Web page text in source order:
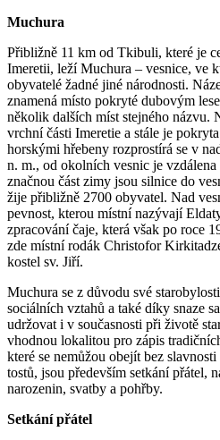
Muchura
Přibližně 11 km od Tkibuli, které je
Imeretii, leží Muchura – vesnice, ve
obyvatelé žadné jiné národnosti.
znamená místo pokryté dubo­vým
několik dalších míst stejného názvu.
vrchní části Imeretie a stále je
horskými hřebeny rozprostírá se v
n. m., od okolních vesnic je
značnou část zimy jsou silnice do
žije přibližně 2700 obyvatel. Nad
pevnost, kterou místní nazývají
zpracování čaje, která však po roce
zde místní rodák Christofor
kostel sv. Jiří.
Muchura se z důvodu své
sociálních vztahů a také díky snaze
udržovat i v současnosti při životě
vhodnou lokalitou pro zápis
které se nemůžou obejít bez
tostů, jsou především set­­kání přátel,
narozenin, svatby a pohřby.
Setkání přátel